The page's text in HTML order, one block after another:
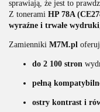
sprawiają, że jest to
Z tonerami HP 78A
wyraźne i trwałe wydruki
Zamienniki M7M.pl
do 2 100 stron
pełną
ostry kontrast i